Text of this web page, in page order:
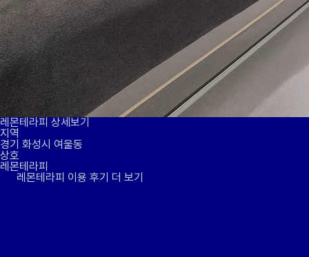
레몬테라피 상세보기
지역
경기 화성시 여울동
상호
레몬테라피
레몬테라피 이용 후기 더 보기